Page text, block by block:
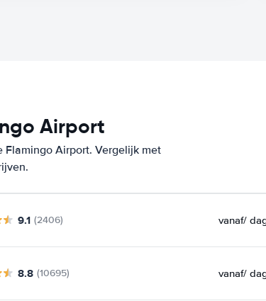
Airport
Flamingo Airport. Vergelijk met
9.1 (2406) vanaf/
8.8 (10695) vanaf/